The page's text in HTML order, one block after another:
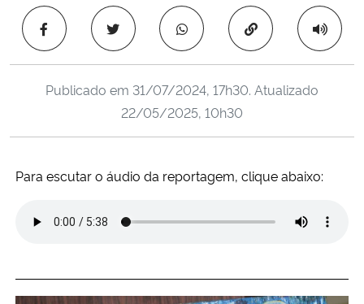
Ministério da Cidadania
Ministério da Saúde
Ministério de Minas e Energia
Ministério do Desenvolvimento Regional
Copiar para área
Publicado em 31/07/2024, 17h30. Atualizado
22/05/2025, 10h30
Para escutar o áudio da reportagem, clique abaixo: